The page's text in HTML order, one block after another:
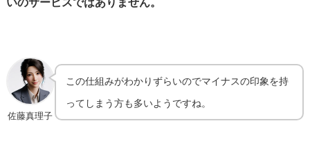
佐藤真理子
この仕組みがわかりずらいのでマイナスの印象を持
ってしまう方も多いようですね。